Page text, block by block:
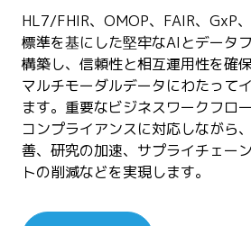
HL7/FHIR、OMOP、FAIR、GxP
標準を基にした堅牢なAIとデータ
構築し、信頼性と相互運用性を確
マルチモーダルデータにわたって
ます。重要なビジネスワークフロ
コンプライアンスに対応しながら
善、研究の加速、サプライチェー
トの削減などを実現します。